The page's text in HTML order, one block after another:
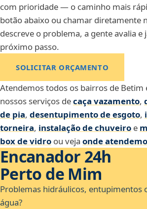
com prioridade — o caminho mais
botão abaixo ou chamar diretamente
descreve o problema, a gente avalia e
próximo passo.
SOLICITAR ORÇAMENTO
Atendemos todos os bairros de Betim
nossos serviços decaça vazamento,
de pia, desentupimento de esgoto,
torneira, instalação de chuveiro e
box de vidro ou veja onde
Encanador 24h
Perto de Mim
Problemas hidráulicos, entupimentos
água?